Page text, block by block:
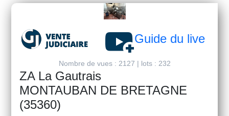
youtube_activityGuide du live
Nombre de vues : 2127 | lots : 232
ZA La Gautrais
MONTAUBAN DE BRETAGNE
(35360)